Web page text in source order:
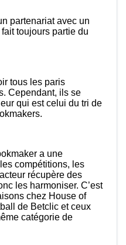
partenariat avec un
toujours partie du
tous les paris
Cependant, ils se
qui est celui du tri de
a une
compétitions, les
récupère des
les harmoniser. C’est
chez House of
de Betclic et ceux
catégorie de